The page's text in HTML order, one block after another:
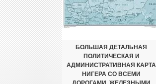
БОЛЬШАЯ ДЕТАЛЬНАЯ
ПОЛИТИЧЕСКАЯ И
АДМИНИСТРАТИВНАЯ КАРТА
НИГЕРА СО ВСЕМИ